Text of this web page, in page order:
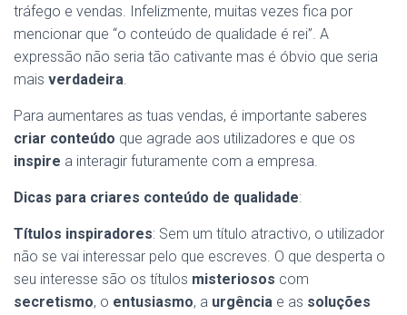
tráfego e vendas. Infelizmente, muitas vezes fica por
mencionar que “o conteúdo de qualidade é rei”. A
expressão não seria tão cativante mas é óbvio que seria
mais verdadeira.
Para aumentares as tuas vendas, é importante saberes
criar conteúdo que agrade aos utilizadores e que os
inspire a interagir futuramente com a empresa.
Dicas para criares conteúdo de qualidade:
Títulos inspiradores: Sem um título atractivo, o utilizador
não se vai interessar pelo que escreves. O que desperta o
seu interesse são os títulos misteriosos com
secretismo, o entusiasmo, a urgência e as soluções